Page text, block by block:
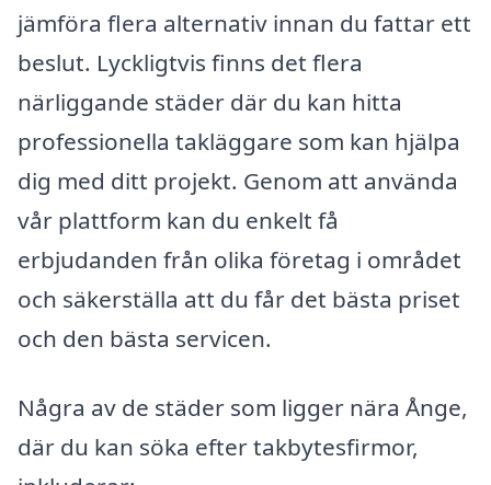
jämföra flera alternativ innan du fattar ett
beslut. Lyckligtvis finns det flera
närliggande städer där du kan hitta
professionella takläggare som kan hjälpa
dig med ditt projekt. Genom att använda
vår plattform kan du enkelt få
erbjudanden från olika företag i området
och säkerställa att du får det bästa priset
och den bästa servicen.
Några av de städer som ligger nära Ånge,
där du kan söka efter takbytesfirmor,